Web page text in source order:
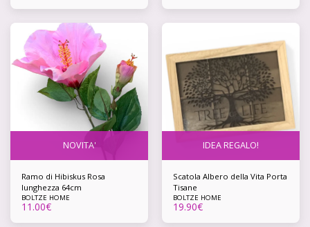
NOVITA'
Ramo di Hibiskus Rosa
lunghezza 64cm
BOLTZE HOME
11.00€
IDEA REGALO!
Scatola Albero della Vita Porta
Tisane
BOLTZE HOME
19.90€